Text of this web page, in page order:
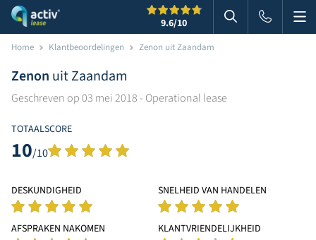
9.6/10 Zoeken in
Home Klantbeoordelingen Zenon uit Zaandam
Zenon uit Zaandam
Geschreven op 03 mei 2018 - Operational lease
TOTAALSCORE
10/10
DESKUNDIGHEID SNELHEID VAN HANDELEN
AFSPRAKEN NAKOMEN KLANTVRIENDELIJKHEID